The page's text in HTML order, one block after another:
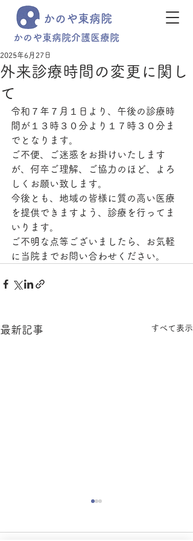
かのや東病院
かのや東病院介護医療院
外来診療時間の変更に関し
て
2025年6月27日
令和７年７月１日より、午後の診療時
間が１３時３０分より１７時３０分ま
でとなります。
ご不便、ご迷惑をお掛けいたします
が、何卒ご理解、ご協力のほど、よろ
しくお願い致します。
今後とも、地域の皆様に質の高い医療
を提供できますよう、診療を行ってま
いります。
ご不明な点等ございましたら、お気軽
に当院までお問い合わせください。
最新記事 すべて表示